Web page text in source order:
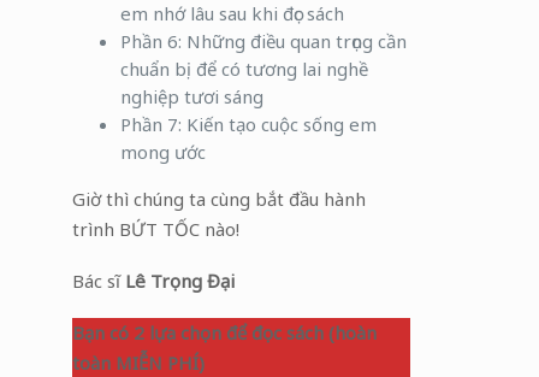
em nhớ lâu sau khi đọc sách
Phần 6: Những điều quan trọng cần
chuẩn bị để có tương lai nghề
nghiệp tươi sáng
Phần 7: Kiến tạo cuộc sống em
mong ước
Giờ thì chúng ta cùng bắt đầu hành
trình BỨT TỐC nào!
Bác sĩ Lê Trọng Đại
Bạn có 2 lựa chọn để đọc sách (hoàn
toàn MIỄN PHÍ)